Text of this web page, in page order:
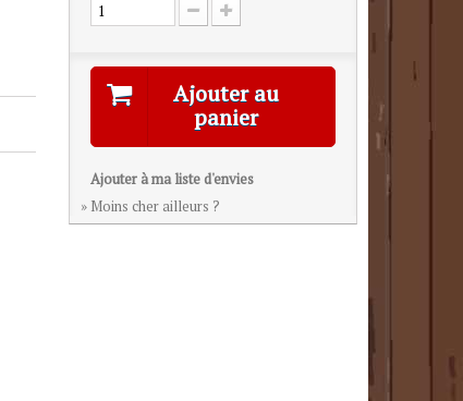
Ajouter au
panier
Ajouter à ma liste d'envies
» Moins cher ailleurs ?